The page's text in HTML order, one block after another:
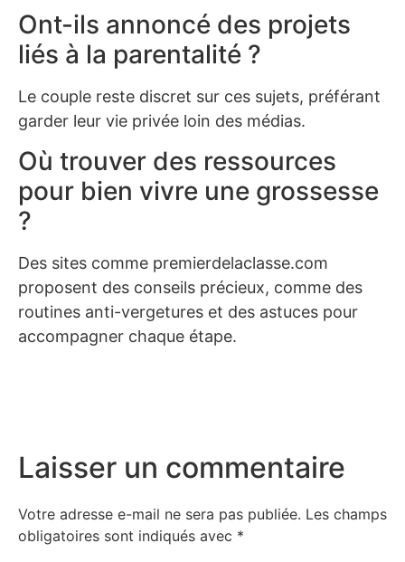
Ont-ils annoncé des projets
liés à la parentalité ?
Le couple reste discret sur ces sujets, préférant
garder leur vie privée loin des médias.
Où trouver des ressources
pour bien vivre une grossesse
?
Des sites comme premierdelaclasse.com
proposent des conseils précieux, comme des
routines anti-vergetures et des astuces pour
accompagner chaque étape.
Laisser un commentaire
Votre adresse e-mail ne sera pas publiée. Les champs
obligatoires sont indiqués avec *